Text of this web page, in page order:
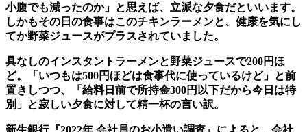
小腹でも減ったのか」と思えば、立派な夕食だといいます。
しかもその日の食事はこのチキンラーメンと、健康を気にし
てか野菜ジュースがプラスされていました。
具なしのインスタントラーメンと野菜ジュースで200円ほ
ど。「いつもは500円ほどは食事代に使っているけど」と前
置きしつつ、「給料日前で所持金300円以下だから今日は特
別」と寂しい夕食に対して精一杯の言い訳。
新生銀行『2022年 会社員のお小遣い調査』によると、会社